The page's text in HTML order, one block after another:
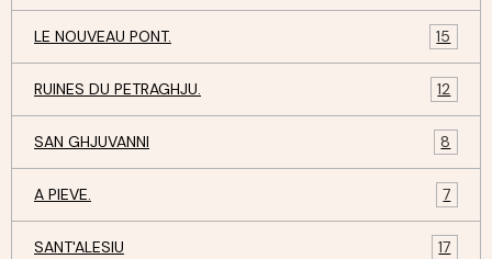
LE NOUVEAU PONT. 15
RUINES DU PETRAGHJU. 12
SAN GHJUVANNI 8
A PIEVE. 7
SANT'ALESIU 17